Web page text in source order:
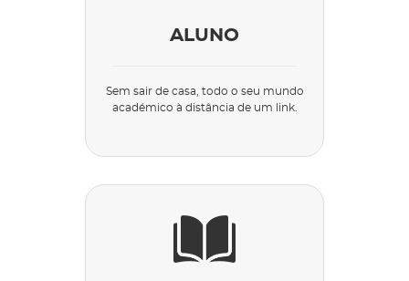
ALUNO
Sem sair de casa, todo o seu mundo
académico à distância de um link.